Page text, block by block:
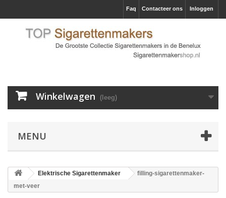
Inloggen
Contacteer ons
Faq
Winkelwagen (leeg)
MENU
Elektrische Sigarettenmaker
filling-sigarettenmaker-
met-veer